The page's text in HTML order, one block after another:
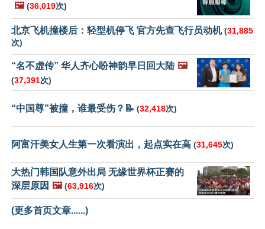
🖼️ (36,019次)
北京飞机撞楼后：轻型机停飞 官方先查飞行员动机(31,885
次)
“名不虚传” 华人齐心盼神韵早日回大陆 🖼️
(37,391次)
“中国尊”被撞，谁最受伤？📝 (32,418次)
阿富汗美女人生第一次看演出，起点实在高 (31,645次)
大热门韩国队意外出局 无缘世界杯正赛的
深层原因 🖼️ (63,916次)
(更多首页文章......)